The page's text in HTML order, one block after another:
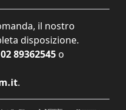
il nostro
disposizione.
02 89362545 o
.